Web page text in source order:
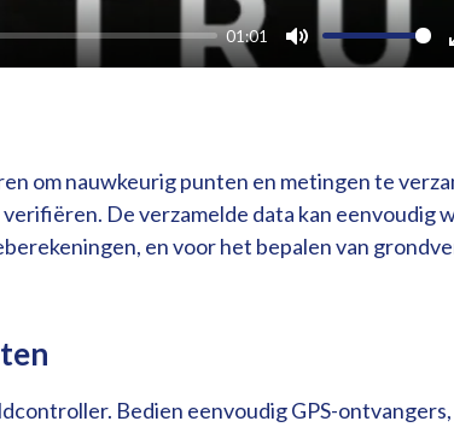
01:01
M
e
om nauwkeurig punten en metingen te
De verzamelde data kan eenvoudig
en voor het bepalen van
Bedien eenvoudig GPS-ontvangers,